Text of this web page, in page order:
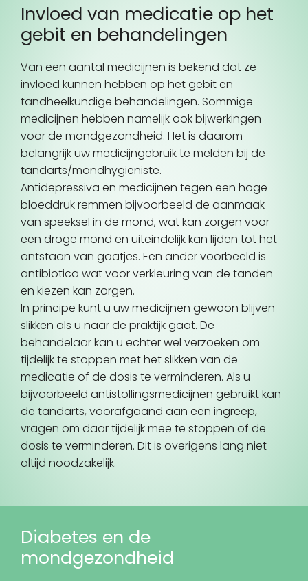
Invloed van medicatie op het
gebit en behandelingen
Van een aantal medicijnen is bekend dat ze
invloed kunnen hebben op het gebit en
tandheelkundige behandelingen. Sommige
medicijnen hebben namelijk ook bijwerkingen
voor de mondgezondheid. Het is daarom
belangrijk uw medicijngebruik te melden bij de
tandarts/mondhygiëniste.
Antidepressiva en medicijnen tegen een hoge
bloeddruk remmen bijvoorbeeld de aanmaak
van speeksel in de mond, wat kan zorgen voor
een droge mond en uiteindelijk kan lijden tot het
ontstaan van gaatjes. Een ander voorbeeld is
antibiotica wat voor verkleuring van de tanden
en kiezen kan zorgen.
In principe kunt u uw medicijnen gewoon blijven
slikken als u naar de praktijk gaat. De
behandelaar kan u echter wel verzoeken om
tijdelijk te stoppen met het slikken van de
medicatie of de dosis te verminderen. Als u
bijvoorbeeld antistollingsmedicijnen gebruikt kan
de tandarts, voorafgaand aan een ingreep,
vragen om daar tijdelijk mee te stoppen of de
dosis te verminderen. Dit is overigens lang niet
altijd noodzakelijk.
Diabetes en de
mondgezondheid